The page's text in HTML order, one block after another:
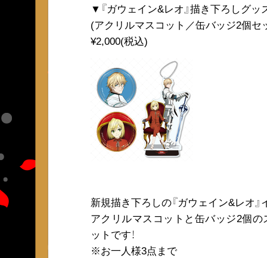
▼『ガウェイン&レオ』描き下ろしグッ
(アクリルマスコット／缶バッジ2個セ
¥2,000(税込)
新規描き下ろしの『ガウェイン&レオ
アクリルマスコットと缶バッジ2個
ットです！
※お一人様3点まで